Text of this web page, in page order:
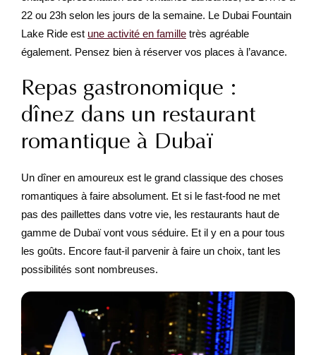
22 ou 23h selon les jours de la semaine. Le Dubai Fountain
Lake Ride est une activité en famille très agréable
également. Pensez bien à réserver vos places à l’avance.
Repas gastronomique :
dînez dans un restaurant
romantique à Dubaï
Un dîner en amoureux est le grand classique des choses
romantiques à faire absolument. Et si le fast-food ne met
pas des paillettes dans votre vie, les restaurants haut de
gamme de Dubaï vont vous séduire. Et il y en a pour tous
les goûts. Encore faut-il parvenir à faire un choix, tant les
possibilités sont nombreuses.